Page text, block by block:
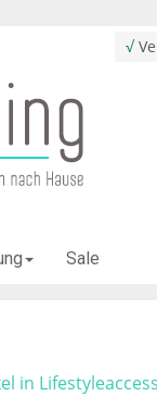
√
Sale
in